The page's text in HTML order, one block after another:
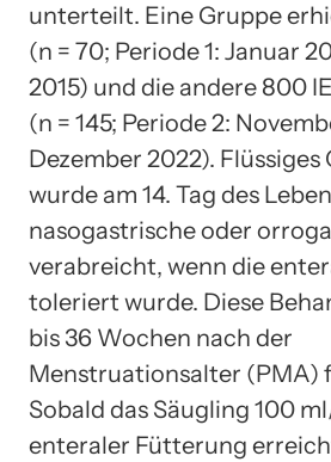
unterteilt. Eine Gruppe
(n = 70; Periode 1: Januar
2015) und die andere 800
(n = 145; Periode 2:
Dezember 2022).
wurde am 14. Tag des
nasogastrische oder
verabreicht, wenn die
toleriert wurde. Diese
bis 36 Wochen nach der
Menstruationsalter (PMA)
Sobald das Säugling 100
enteraler Fütterung